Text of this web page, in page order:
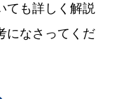
ても詳しく解説
になさってくだ